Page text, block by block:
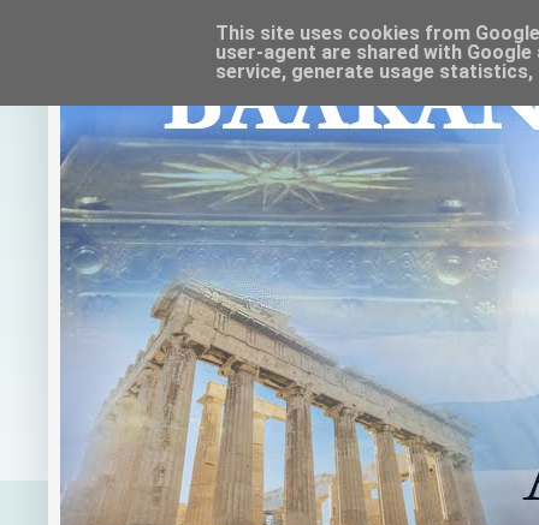
This site uses cookies from
user-agent are shared with
service, generate usage statistics,